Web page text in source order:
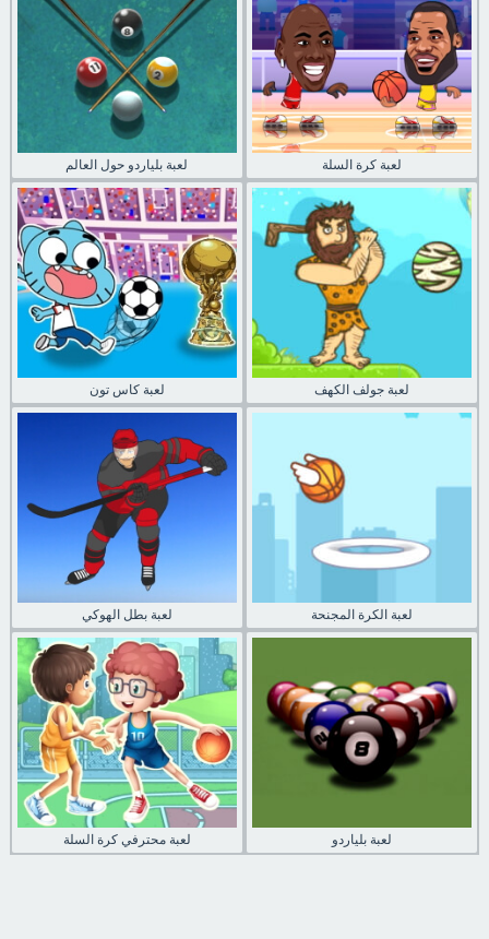
لعبة بلياردو حول العالم لعبة كرة السلة
لعبة كاس تون لعبة جولف الكهف
لعبة بطل الهوكي لعبة الكرة المجنحة
لعبة محترفي كرة السلة لعبة بلياردو